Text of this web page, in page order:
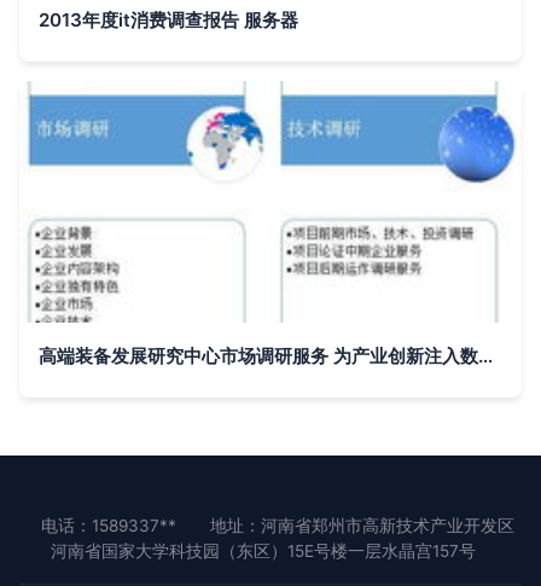
2013年度it消费调查报告 服务器
高端装备发展研究中心市场调研服务 为产业创新注入数据驱动力
电话：1589337**
地址：河南省郑州市高新技术产业开发区
河南省国家大学科技园（东区）15E号楼一层水晶宫157号